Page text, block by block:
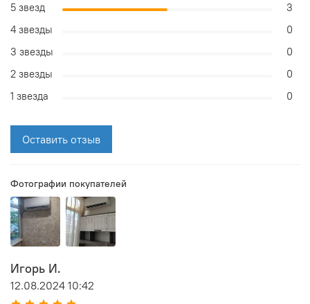
Фотографии покупателей
Игорь И.
12.08.2024 10:42
5 звезд
3
4 звезды
0
3 звезды
0
2 звезды
0
1 звезда
0
Оставить отзыв